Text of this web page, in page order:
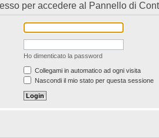
per accedere al Pannello di
Ho dimenticato la password
Collegami in automatico ad ogni visita
Nascondi il mio stato per questa sessione